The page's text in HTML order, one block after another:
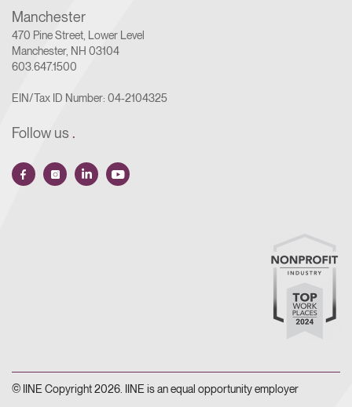
Manchester
470 Pine Street, Lower Level
Manchester, NH 03104
603.647.1500
EIN/Tax ID Number: 04-2104325
Follow us .
© IINE Copyright 2026. IINE is an equal opportunity employer